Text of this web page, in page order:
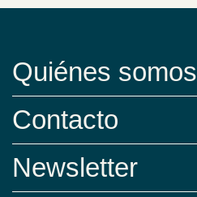
Quiénes somos
Contacto
Newsletter